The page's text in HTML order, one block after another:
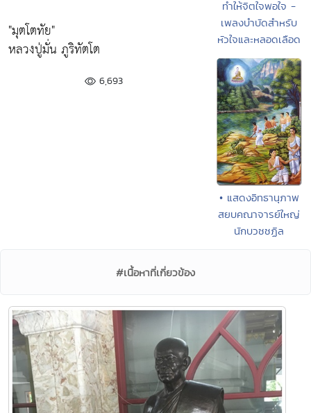
"มุตโตทัย"
หลวงปู่มั่น ภูริทัตโต
6,693
ทำให้จิตใจพอใจ -
เพลงบำบัดสำหรับ
หัวใจและหลอดเลือด
• แสดงอิทธานุภาพ
สยบคณาจารย์ใหญ่
นักบวชชฏิล
#เนื้อหาที่เกี่ยวข้อง